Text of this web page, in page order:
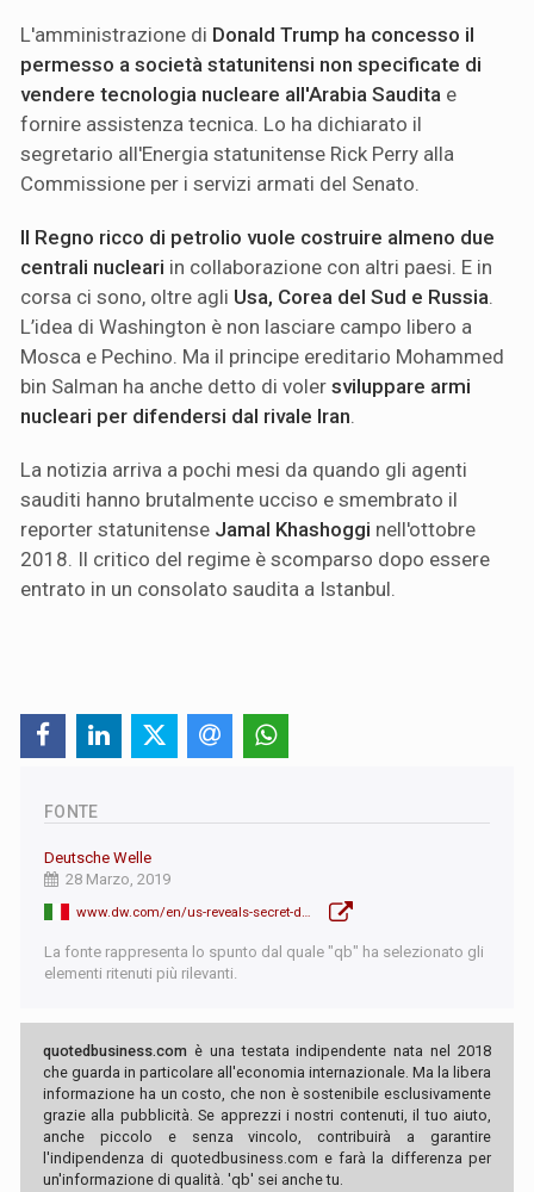
L'amministrazione di Donald Trump ha concesso il
permesso a società statunitensi non specificate di
vendere tecnologia nucleare all'Arabia Saudita e
fornire assistenza tecnica. Lo ha dichiarato il
segretario all'Energia statunitense Rick Perry alla
Commissione per i servizi armati del Senato.
Il Regno ricco di petrolio vuole costruire almeno due
centrali nucleari in collaborazione con altri paesi. E in
corsa ci sono, oltre agli Usa, Corea del Sud e Russia.
L’idea di Washington è non lasciare campo libero a
Mosca e Pechino. Ma il principe ereditario Mohammed
bin Salman ha anche detto di voler sviluppare armi
nucleari per difendersi dal rivale Iran.
La notizia arriva a pochi mesi da quando gli agenti
sauditi hanno brutalmente ucciso e smembrato il
reporter statunitense Jamal Khashoggi nell'ottobre
2018. Il critico del regime è scomparso dopo essere
entrato in un consolato saudita a Istanbul.
FONTE
Deutsche Welle
28 Marzo, 2019
www.dw.com/en/us-reveals-secret-deal-to-sell-nuclear-tech-to-saudi-arabia/a-48107484
La fonte rappresenta lo spunto dal quale "qb" ha selezionato gli
elementi ritenuti più rilevanti.
quotedbusiness.com è una testata indipendente nata nel 2018
che guarda in particolare all'economia internazionale. Ma la libera
informazione ha un costo, che non è sostenibile esclusivamente
grazie alla pubblicità. Se apprezzi i nostri contenuti, il tuo aiuto,
anche piccolo e senza vincolo, contribuirà a garantire
l'indipendenza di quotedbusiness.com e farà la differenza per
un'informazione di qualità. 'qb' sei anche tu.